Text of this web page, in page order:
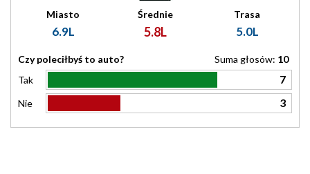
Miasto
6.9L
Średnie
5.8L
Trasa
5.0L
Czy poleciłbyś to auto? Suma głosów: 10
Tak
7
Nie 3